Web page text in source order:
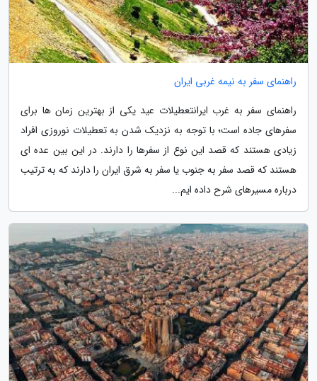
راهنمای سفر به نیمه غربی ایران
راهنمای سفر به غرب ایرانتعطیلات عید یکی از بهترین زمان ها برای
سفرهای جاده است؛ با توجه به نزدیک شدن به تعطیلات نوروزی افراد
زیادی هستند که قصد این نوع از سفرها را دارند. در این بین عده ای
هستند که قصد سفر به جنوب یا سفر به شرق ایران را دارند که به ترتیب
درباره مسیرهای شرح داده ایم...